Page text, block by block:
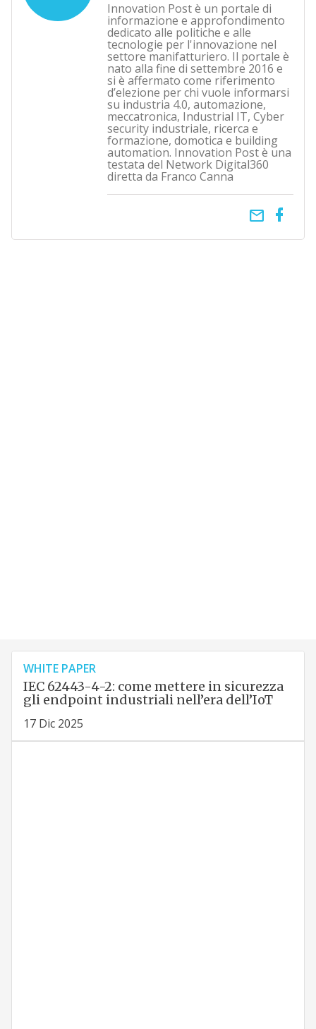
Innovation Post è un portale di
informazione e approfondimento
dedicato alle politiche e alle
tecnologie per l'innovazione nel
settore manifatturiero. Il portale è
nato alla fine di settembre 2016 e
si è affermato come riferimento
d’elezione per chi vuole informarsi
su industria 4.0, automazione,
meccatronica, Industrial IT, Cyber
security industriale, ricerca e
formazione, domotica e building
automation. Innovation Post è una
testata del Network Digital360
diretta da Franco Canna
email
WHITE PAPER
IEC 62443-4-2: come mettere in sicurezza
gli endpoint industriali nell’era dell’IoT
17 Dic 2025